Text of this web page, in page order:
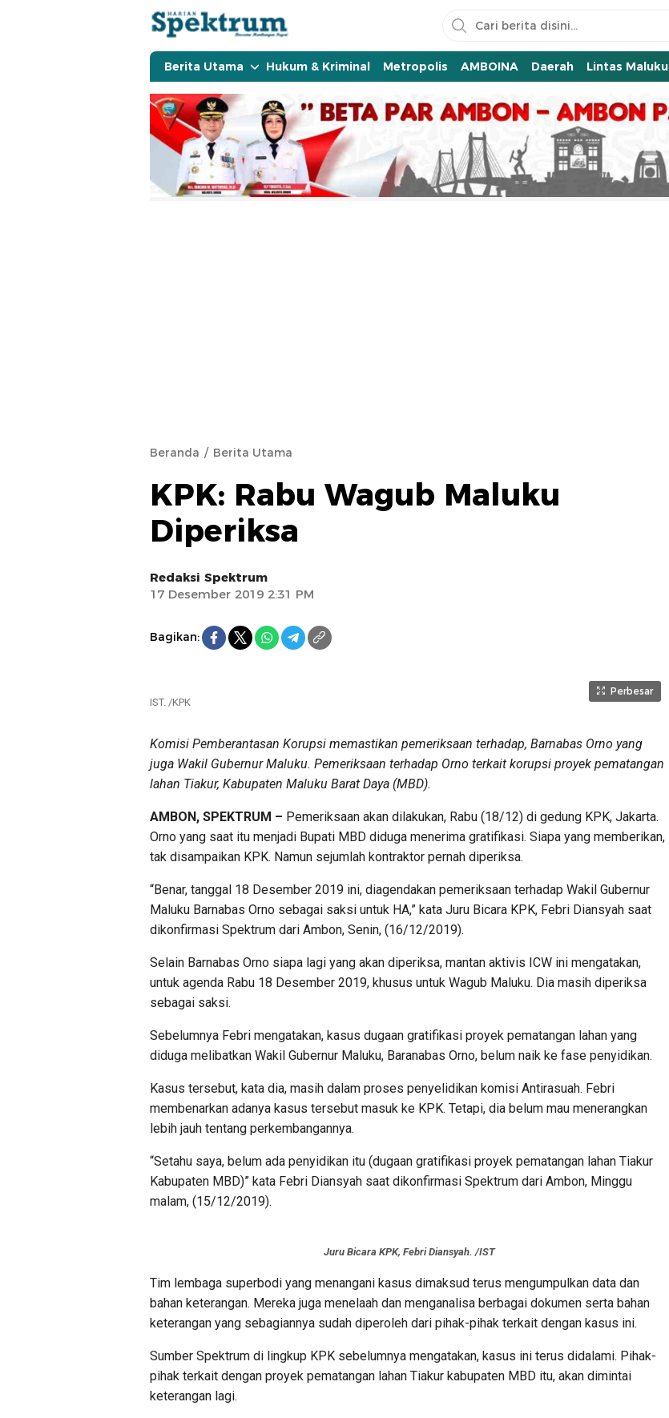
spektrumonline.com
Berita Utama Hukum & Kriminal Metropolis AMBOINA Daerah Lintas Maluku
Beranda Berita Utama
KPK: Rabu Wagub Maluku
Diperiksa
Redaksi Spektrum
17 Desember 2019 2:31 PM
Bagikan:
Perbesar
IST. /KPK
Komisi Pemberantasan Korupsi memastikan pemeriksaan terhadap, Barnabas Orno yang
juga Wakil Gubernur Maluku. Pemeriksaan terhadap Orno terkait korupsi proyek pematangan
lahan Tiakur, Kabupaten Maluku Barat Daya (MBD).
AMBON, SPEKTRUM – Pemeriksaan akan dilakukan, Rabu (18/12) di gedung KPK, Jakarta.
Orno yang saat itu menjadi Bupati MBD diduga menerima gratifikasi. Siapa yang memberikan,
tak disampaikan KPK. Namun sejumlah kontraktor pernah diperiksa.
“Benar, tanggal 18 Desember 2019 ini, diagendakan pemeriksaan terhadap Wakil Gubernur
Maluku Barnabas Orno sebagai saksi untuk HA,” kata Juru Bicara KPK, Febri Diansyah saat
dikonfirmasi Spektrum dari Ambon, Senin, (16/12/2019).
Selain Barnabas Orno siapa lagi yang akan diperiksa, mantan aktivis ICW ini mengatakan,
untuk agenda Rabu 18 Desember 2019, khusus untuk Wagub Maluku. Dia masih diperiksa
sebagai saksi.
Sebelumnya Febri mengatakan, kasus dugaan gratifikasi proyek pematangan lahan yang
diduga melibatkan Wakil Gubernur Maluku, Baranabas Orno, belum naik ke fase penyidikan.
Kasus tersebut, kata dia, masih dalam proses penyelidikan komisi Antirasuah. Febri
membenarkan adanya kasus tersebut masuk ke KPK. Tetapi, dia belum mau menerangkan
lebih jauh tentang perkembangannya.
“Setahu saya, belum ada penyidikan itu (dugaan gratifikasi proyek pematangan lahan Tiakur
Kabupaten MBD)” kata Febri Diansyah saat dikonfirmasi Spektrum dari Ambon, Minggu
malam, (15/12/2019).
Juru Bicara KPK, Febri Diansyah. /IST
Tim lembaga superbodi yang menangani kasus dimaksud terus mengumpulkan data dan
bahan keterangan. Mereka juga menelaah dan menganalisa berbagai dokumen serta bahan
keterangan yang sebagiannya sudah diperoleh dari pihak-pihak terkait dengan kasus ini.
Sumber Spektrum di lingkup KPK sebelumnya mengatakan, kasus ini terus didalami. Pihak-
pihak terkait dengan proyek pematangan lahan Tiakur kabupaten MBD itu, akan dimintai
keterangan lagi.